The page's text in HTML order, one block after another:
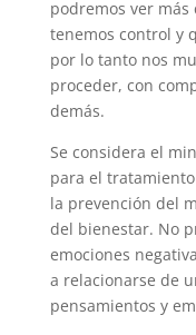
podremos ver
tenemos control y
por lo tanto nos
proceder, con
demás.
Se considera el
para el
la prevención del
del bienestar. No
emociones
a relacionarse de
pensamientos y